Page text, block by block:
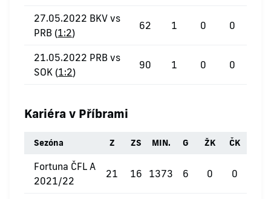
27.05.2022 BKV vs
PRB (1:2)
62 1 0 0
21.05.2022 PRB vs
SOK (1:2)
90 1 0 0
Kariéra v Příbrami
Sezóna Z ZS MIN. G ŽK ČK
Fortuna ČFL A
2021/22
21 16 1373 6 0 0